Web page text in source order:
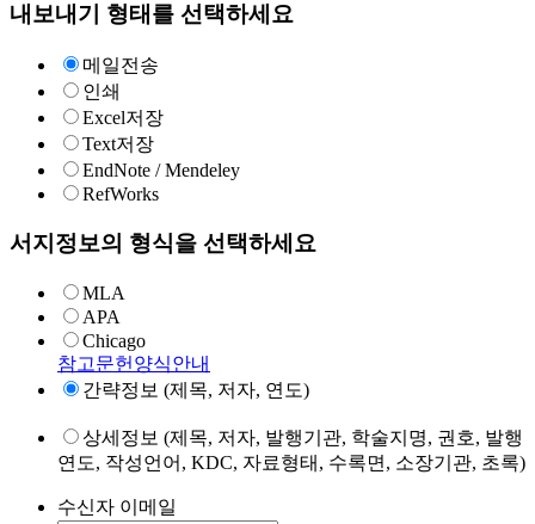
내보내기 형태를 선택하세요
메일전송
인쇄
Excel저장
Text저장
EndNote / Mendeley
RefWorks
서지정보의 형식을 선택하세요
MLA
APA
Chicago
참고문헌양식안내
간략정보 (제목, 저자, 연도)
상세정보 (제목, 저자, 발행기관, 학술지명, 권호, 발행
연도, 작성언어, KDC, 자료형태, 수록면, 소장기관, 초록)
수신자 이메일